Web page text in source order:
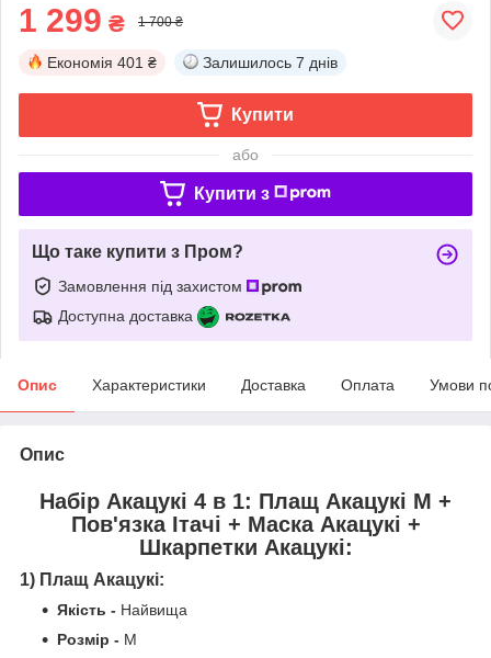
1 299 ₴ 1 700 ₴
Економія 401 ₴ Залишилось 7 днів
Купити
або
Купити з
Що таке купити з Пром?
Замовлення під захистом
Доступна доставка
Опис Характеристики Доставка Оплата Умови
Опис
Набір Акацукі 4 в 1: Плащ Акацукі М +
Пов'язка Ітачі + Маска Акацукі +
Шкарпетки Акацукі:
1) Плащ Акацукі:
Якість - Найвища
Розмір - М